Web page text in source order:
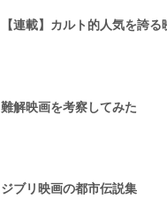
【連載】カルト的人気を誇る
難解映画を考察してみた
ジブリ映画の都市伝説集